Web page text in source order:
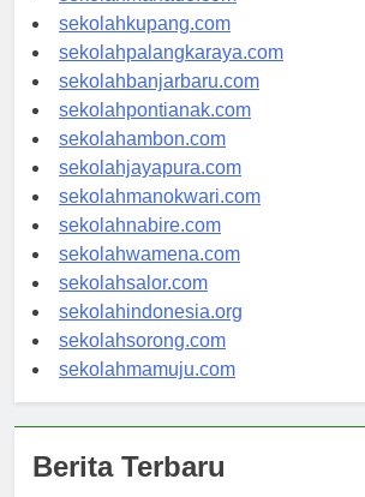
sekolahmanado.com
sekolahkupang.com
sekolahpalangkaraya.com
sekolahbanjarbaru.com
sekolahpontianak.com
sekolahambon.com
sekolahjayapura.com
sekolahmanokwari.com
sekolahnabire.com
sekolahwamena.com
sekolahsalor.com
sekolahindonesia.org
sekolahsorong.com